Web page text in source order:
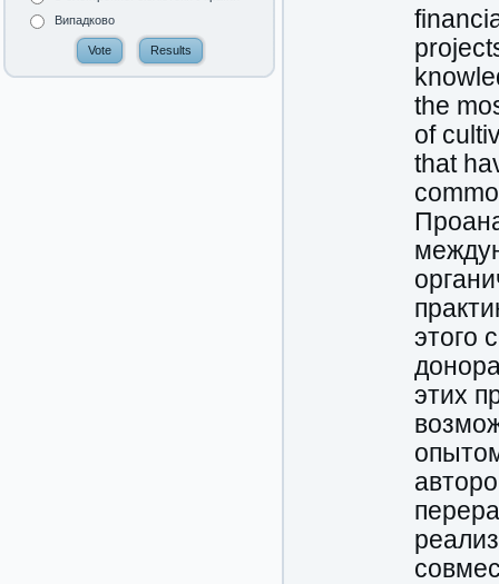
Випадково
the
of
that
этого
этих